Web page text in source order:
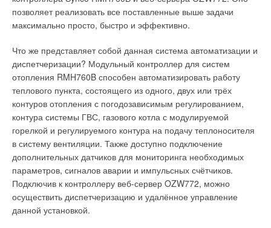
позволяет реализовать все поставленные выше задачи
максимально просто, быстро и эффективно.
Что же представляет собой данная система автоматизации и
диспетчеризации? Модульный контроллер для систем
отопления RMH760B способен автоматизировать работу
теплового пункта, состоящего из одного, двух или трёх
контуров отопления с погодозависимым регулированием,
контура системы ГВС, газового котла с модулируемой
горелкой и регулируемого контура на подачу теплоносителя
в систему вентиляции. Также доступно подключение
дополнительных датчиков для мониторинга необходимых
параметров, сигналов аварии и импульсных счётчиков.
Подключив к контроллеру веб-сервер OZW772, можно
осуществить диспетчеризацию и удалённое управление
данной установкой.
дымоудаления. А система ионизационного контроля
пламени обеспечивает мгновенное перекрытие подачи газа
при его угасании. Предусмотрена защита от блокировки
насоса: после каждых 24 ч простоя он включается на 30
секунд.
Раздельный теплообменник
В линейке газовых приборов Haeir раздельный
теплообменник имеют настенные котлы серии AQUILA –
моделями L1P15-F21S(T), L1P20-F21S(T), L1P26-F21S(T) и
L1P30-F21S(T) с закрытой камерой и модель L1P26-F21O(T)
– с открытой.